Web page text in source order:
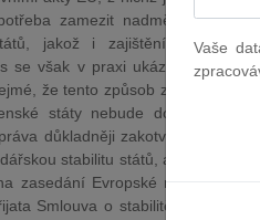
zamezit nadměrným
jakož i zajištění
se však v praxi ukázal jako
že tento způsob zakotvení
státy nebude dostatečný.
důkladněji zakotvit tento
stabilitu států, a to stejně
zasedání Evropské rady došlo
Smlouva o stabilitě,
Vaše